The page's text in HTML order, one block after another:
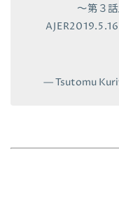
～第３
— Tsutomu